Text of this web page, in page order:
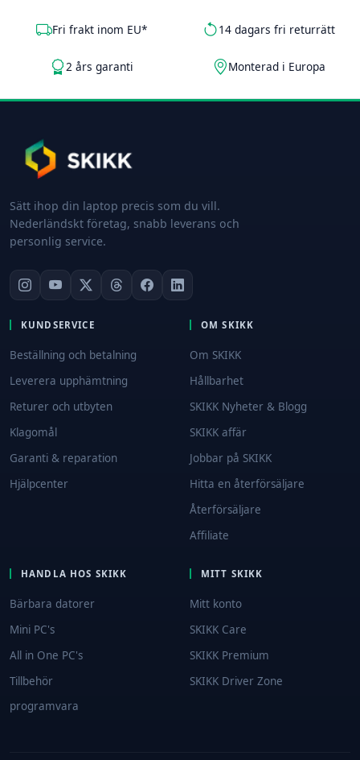
Fri frakt inom EU* 14 dagars fri returrätt
2 års garanti Monterad i Europa
Sätt ihop din laptop precis som du vill.
Nederländskt företag, snabb leverans och
personlig service.
KUNDSERVICE
Beställning och betalning
Leverera upphämtning
Returer och utbyten
Klagomål
Garanti & reparation
Hjälpcenter
OM SKIKK
Om SKIKK
Hållbarhet
SKIKK Nyheter & Blogg
SKIKK affär
Jobbar på SKIKK
Hitta en återförsäljare
Återförsäljare
Affiliate
HANDLA HOS SKIKK
Bärbara datorer
Mini PC's
All in One PC's
Tillbehör
programvara
MITT SKIKK
Mitt konto
SKIKK Care
SKIKK Premium
SKIKK Driver Zone